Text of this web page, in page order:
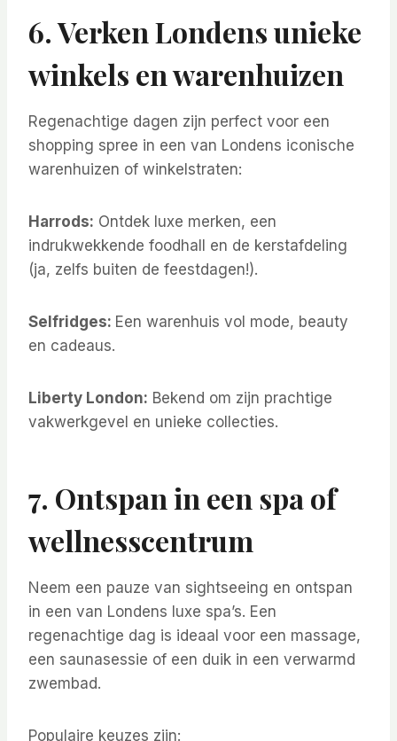
6. Verken Londens unieke
winkels en warenhuizen
Regenachtige dagen zijn perfect voor een
shopping spree in een van Londens iconische
warenhuizen of winkelstraten:
Harrods: Ontdek luxe merken, een
indrukwekkende foodhall en de kerstafdeling
(ja, zelfs buiten de feestdagen!).
Selfridges: Een warenhuis vol mode, beauty
en cadeaus.
Liberty London: Bekend om zijn prachtige
vakwerkgevel en unieke collecties.
7. Ontspan in een spa of
wellnesscentrum
Neem een pauze van sightseeing en ontspan
in een van Londens luxe spa’s. Een
regenachtige dag is ideaal voor een massage,
een saunasessie of een duik in een verwarmd
zwembad.
Populaire keuzes zijn: